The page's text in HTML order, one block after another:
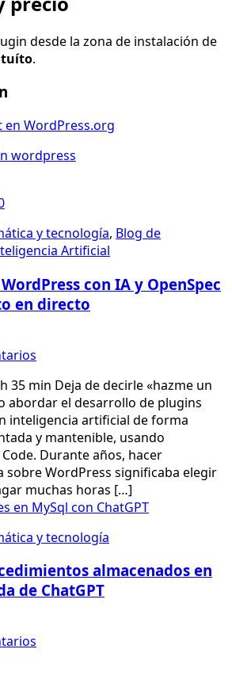
desde la zona de instalación de
.
en WordPress.org
wordpress
y tecnología, Blog de
Artificial
con IA y OpenSpec
en directo
35 min Deja de decirle «hazme un
abordar el desarrollo de plugins
inteligencia artificial de forma
y mantenible, usando
Durante años, hacer
sobre WordPress significaba elegir
muchas horas […]
y tecnología
almacenados en
de ChatGPT